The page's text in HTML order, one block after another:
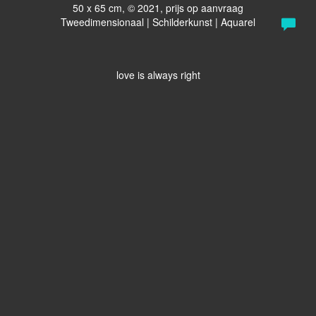
50 x 65 cm, © 2021, prijs op aanvraag
Tweedimensionaal | Schilderkunst | Aquarel
love is always right